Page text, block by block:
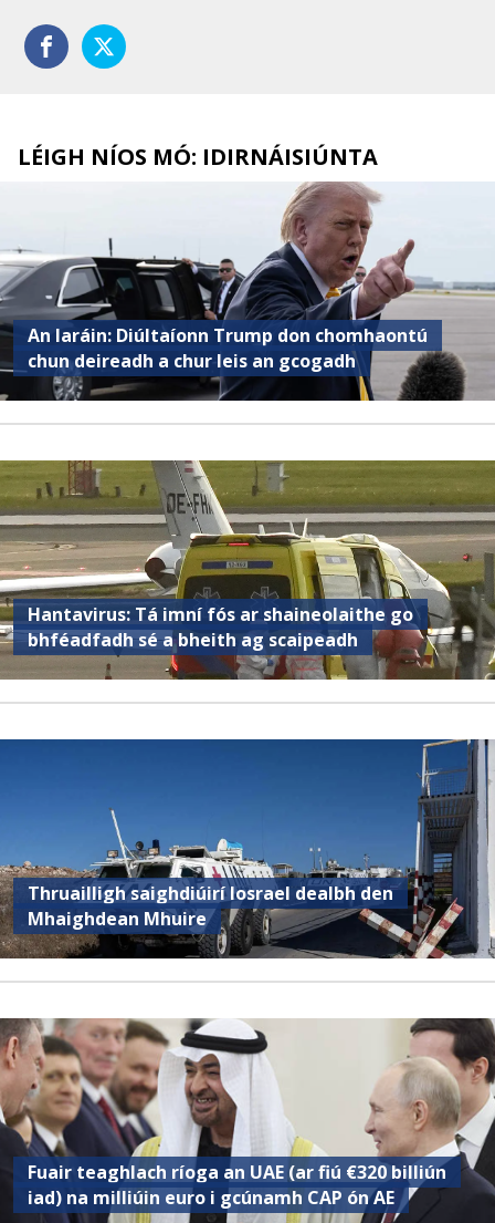
LÉIGH NÍOS MÓ: IDIRNÁISIÚNTA
An Iaráin: Diúltaíonn Trump don chomhaontú
chun deireadh a chur leis an gcogadh
Hantavirus: Tá imní fós ar shaineolaithe go
bhféadfadh sé a bheith ag scaipeadh
Thruailligh saighdiúirí Iosrael dealbh den
Mhaighdean Mhuire
Fuair ​​teaghlach ríoga an UAE (ar fiú €320 billiún
iad) na milliúin euro i gcúnamh CAP ón AE